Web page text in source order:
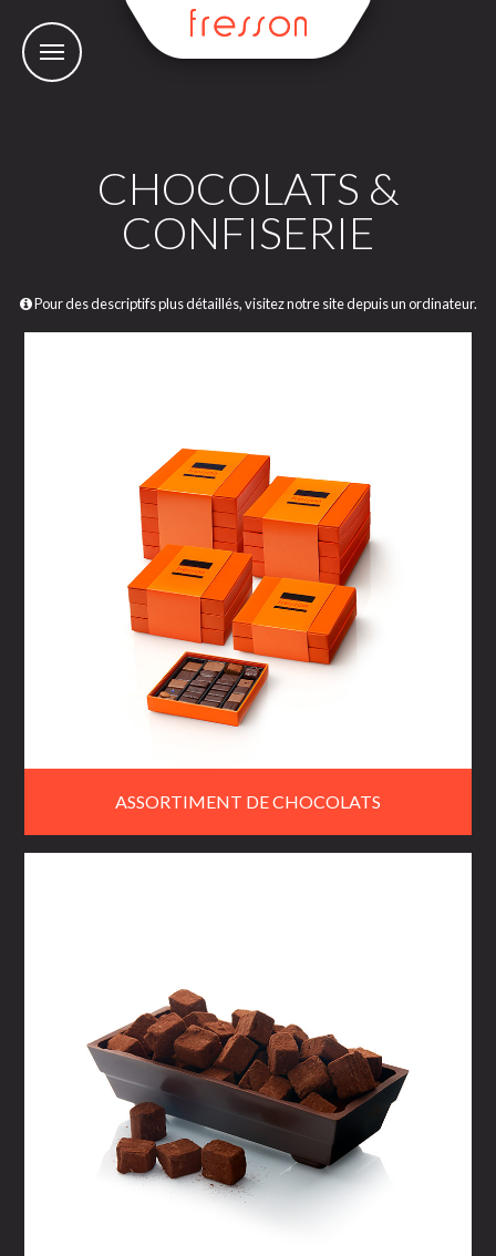
CHOCOLATS &
CONFISERIE
Pour des descriptifs plus détaillés, visitez notre site depuis un ordinateur.
ASSORTIMENT DE CHOCOLATS